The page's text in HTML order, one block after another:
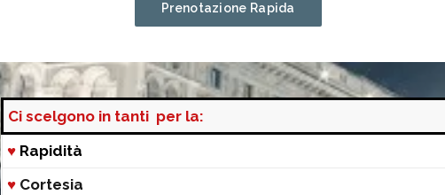
Prenotazione Rapida
Ci scelgono in tanti per la:
♥ Rapidità
♥ Cortesia